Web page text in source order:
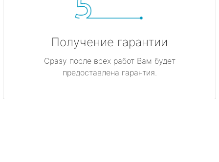
Получение гарантии
Сразу после всех работ Вам будет
предоставлена гарантия.